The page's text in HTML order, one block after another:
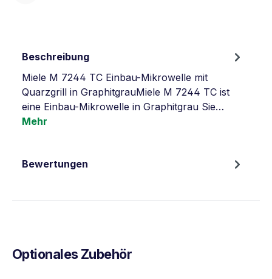
Beschreibung
Miele M 7244 TC Einbau-Mikrowelle mit
Quarzgrill in GraphitgrauMiele M 7244 TC ist
eine Einbau-Mikrowelle in Graphitgrau Sie…
Mehr
Bewertungen
Optionales Zubehör